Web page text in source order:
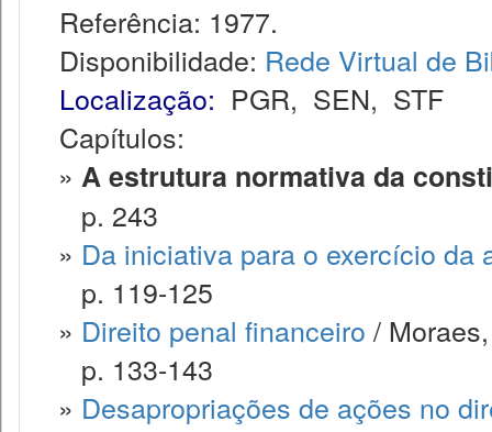
Referência: 1977.
Disponibilidade: Rede Virtual de
Localização: PGR, SEN, STF
Capítulos:
» A estrutura normativa da
p. 243
» Da iniciativa para o exercício da
p. 119-125
» Direito penal financeiro /
p. 133-143
» Desapropriações de ações no